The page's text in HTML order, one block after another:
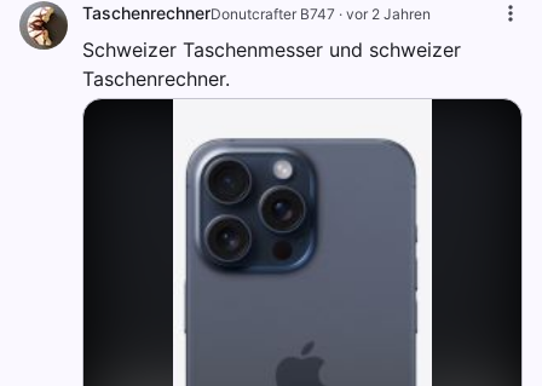
TaschenrechnerDonutcrafter B747 · vor 2 Jahren
Schweizer Taschenmesser und schweizer
Taschenrechner.